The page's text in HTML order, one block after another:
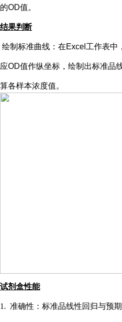
的OD值。
结果判断
绘制标准曲线：在Excel工作表中
应OD值作纵坐标，绘制出标准品
算各样本浓度值。
试剂盒性能
1. 准确性：标准品线性回归与预